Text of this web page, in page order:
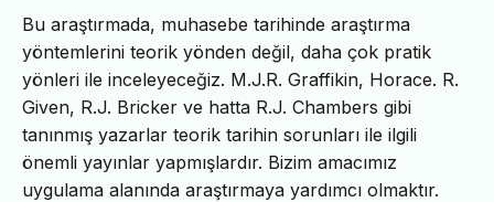
Bu araştırmada, muhasebe tarihinde araştırma
yöntemlerini teorik yönden değil, daha çok pratik
yönleri ile inceleyeceğiz. M.J.R. Graffikin, Horace. R.
Given, R.J. Bricker ve hatta R.J. Chambers gibi
tanınmış yazarlar teorik tarihin sorunları ile ilgili
önemli yayınlar yapmışlardır. Bizim amacımız
uygulama alanında araştırmaya yardımcı olmaktır.